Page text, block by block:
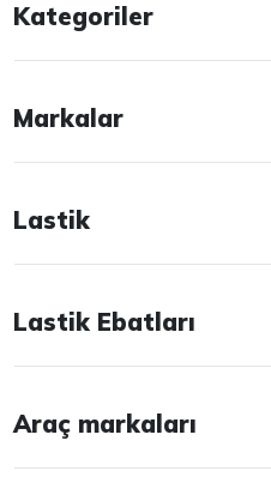
Kategoriler
Markalar
Lastik
Lastik Ebatları
Araç markaları